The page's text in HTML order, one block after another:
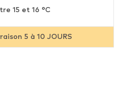
15 et 16 °C
5 à 10 JOURS